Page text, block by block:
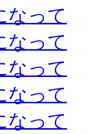
なって
なって
なって
なって
なって